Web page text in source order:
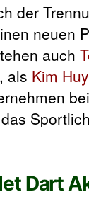
der
neuen
auch
als Kim
Dart